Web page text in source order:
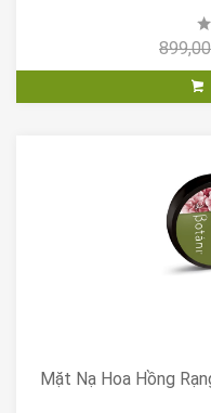
Mặt Nạ Hoa Hồng